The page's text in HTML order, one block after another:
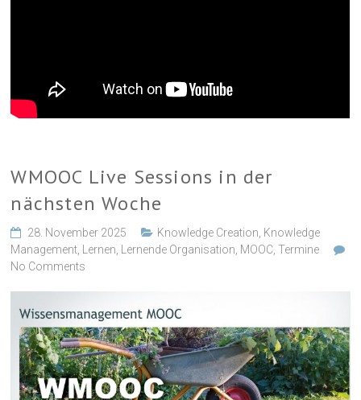
WMOOC Live Sessions in der
nächsten Woche
28. November 2025 Knowledge Creation Knowledge
Management
Lernen Lernende Organisation MOOC ,Termine
No Comments